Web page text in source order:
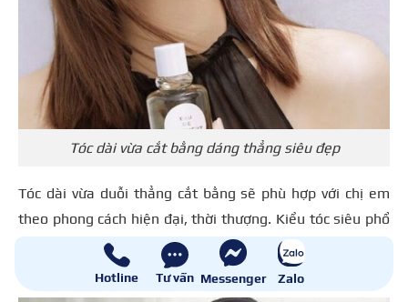
Tóc dài vừa cắt bằng dáng thẳng siêu đẹp
Tóc dài vừa duỗi thẳng cắt bằng sẽ phù hợp với chị em
theo phong cách hiện đại, thời thượng. Kiểu tóc siêu phổ
biến trong môi trường công sở, toát lên sự sang trọng và
nghiêm túc cho mọi người.
Hotline Tư vấn Messenger Zalo